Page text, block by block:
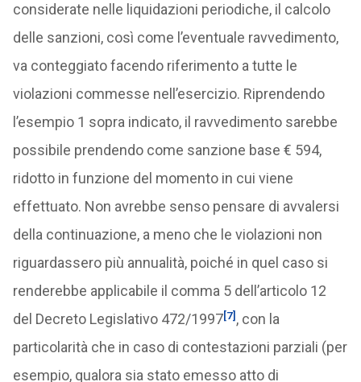
considerate nelle liquidazioni periodiche, il calcolo
delle sanzioni, così come l’eventuale ravvedimento,
va conteggiato facendo riferimento a tutte le
violazioni commesse nell’esercizio. Riprendendo
l’esempio 1 sopra indicato, il ravvedimento sarebbe
possibile prendendo come sanzione base € 594,
ridotto in funzione del momento in cui viene
effettuato. Non avrebbe senso pensare di avvalersi
della continuazione, a meno che le violazioni non
riguardassero più annualità, poiché in quel caso si
renderebbe applicabile il comma 5 dell’articolo 12
del Decreto Legislativo 472/1997[7] , con la
particolarità che in caso di contestazioni parziali (per
esempio, qualora sia stato emesso atto di